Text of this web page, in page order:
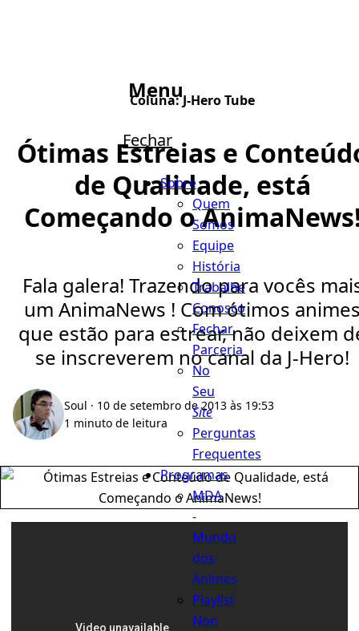
Menu
Fechar
Sobre
Quem
Somos
Equipe
História
Trabalhe
Conosco
Fechar
Parceria
No
Seu
Site
Perguntas
Frequentes
Programas
MDA
-
Mundo
dos
Animes
Playlist
Non
Coluna:J-Hero Tube
Ótimas Estreias e
de Qualidade, está
Começando o
Fala galera! Trazendo para vocês
um AnimaNews ! Com ótimos
que estão para estrear, não deixem
se inscreverem no canal da J-Hero!
Soul · 10 de setembro de 2013 às 19:53
1 minuto de leitura